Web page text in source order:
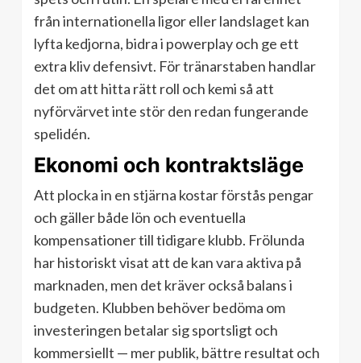
från internationella ligor eller landslaget kan
lyfta kedjorna, bidra i powerplay och ge ett
extra kliv defensivt. För tränarstaben handlar
det om att hitta rätt roll och kemi så att
nyförvärvet inte stör den redan fungerande
spelidén.
Ekonomi och kontraktsläge
Att plocka in en stjärna kostar förstås pengar
och gäller både lön och eventuella
kompensationer till tidigare klubb. Frölunda
har historiskt visat att de kan vara aktiva på
marknaden, men det kräver också balans i
budgeten. Klubben behöver bedöma om
investeringen betalar sig sportsligt och
kommersiellt — mer publik, bättre resultat och